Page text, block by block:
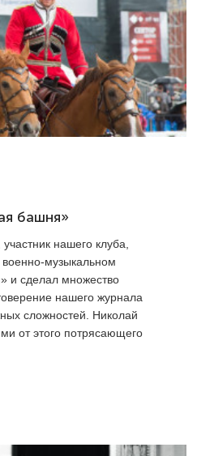
башня»
нашего клуба,
музыкальном
и сделал множество
нашего журнала
сложностей. Николай
от этого потрясающего